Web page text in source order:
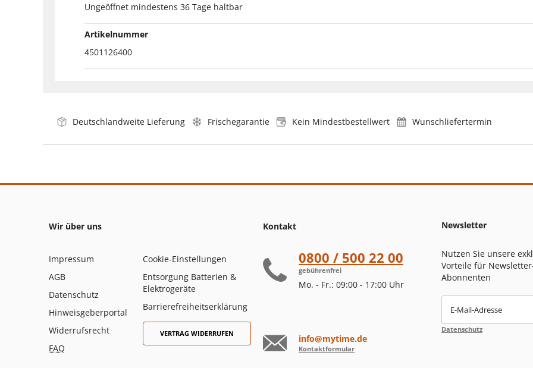
Ungeöffnet mindestens 36 Tage haltbar
Artikelnummer
4501126400
Deutschlandweite Lieferung Frischegarantie Kein Mindestbestellwert Wunschliefertermin
Wir über uns
Impressum
AGB
Datenschutz
Hinweisgeberportal
Widerrufsrecht
FAQ
Cookie-Einstellungen
Entsorgung Batterien &
Elektrogeräte
Barrierefreiheitserklärung
VERTRAG WIDERRUFEN
Kontakt
0800 / 500 22 00
gebührenfrei
Mo. - Fr.: 09:00 - 17:00 Uhr
info@mytime.de
Kontaktformular
Newsletter
Nutzen Sie unsere
Vorteile für
Abonnenten
E-Mail-Adresse
Datenschutz